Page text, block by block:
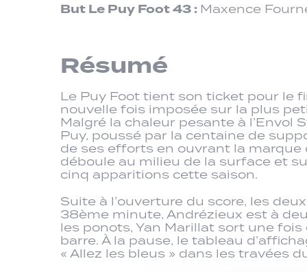
But Le Puy Foot 43 : Maxence
Résumé
Le Puy Foot tient son ticket pour le
nouvelle fois imposée sur la plus
Malgré la chaleur pesante à
Puy, poussé par la centaine de
de ses efforts en ouvrant la marque
déboule au milieu de la surface et
cinq apparitions cette saison.
Suite à l’ouverture du score, les
38ème minute, Andrézieux est à
les ponots, Yan Marillat sort une
barre. À la pause, le tableau
« Allez les bleus » dans les travées